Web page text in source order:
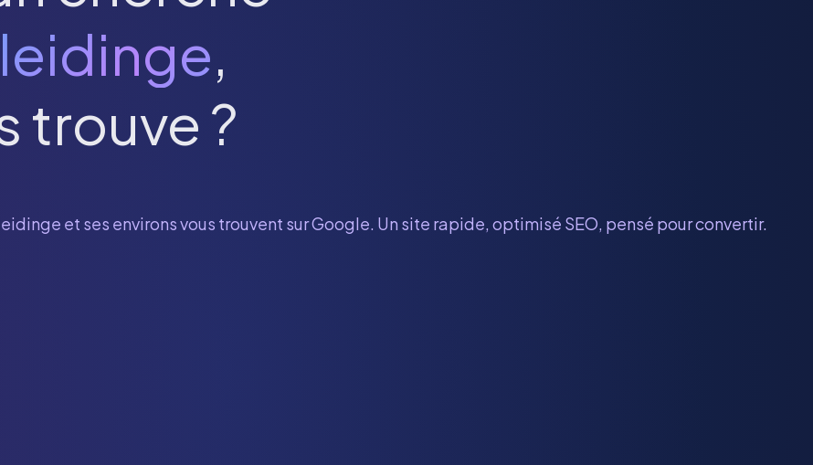
,
trouve ?
et ses environs vous trouvent sur Google. Un site rapide, optimisé SEO, pensé pour convertir.